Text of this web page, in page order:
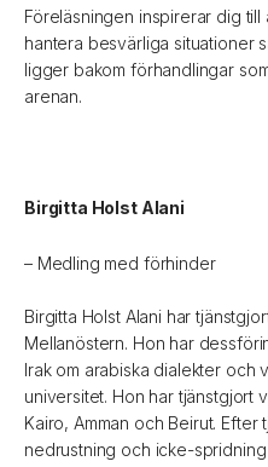
Föreläsningen inspirerar dig
hantera besvärliga situationer
ligger bakom förhandlingar
arenan.
Birgitta Holst Alani
– Medling med förhinder
Birgitta Holst Alani har
Mellanöstern. Hon har
Irak om arabiska dialekter och
universitet. Hon har tjänstgjort
Kairo, Amman och Beirut.
nedrustning och icke-